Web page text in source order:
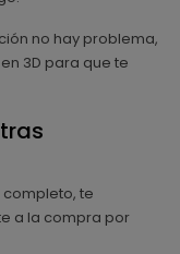
no hay problema,
3D para que te
te
a la compra por